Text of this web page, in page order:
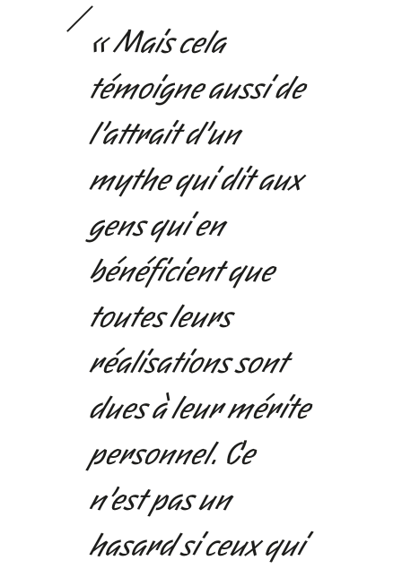
« Mais cela
témoigne aussi de
l’attrait d’un
mythe qui dit aux
gens qui en
bénéficient que
toutes leurs
réalisations sont
dues à leur mérite
personnel. Ce
n’est pas un
hasard si ceux qui